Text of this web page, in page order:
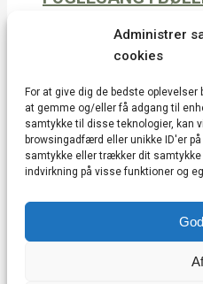
Administrer
cookies
For at give dig de bedste
at gemme og/eller få adgang til
samtykke til disse teknologier, kan
browsingadfærd eller unikke ID'er
samtykke eller trækker dit
indvirkning på visse funktioner og
Læs mere
Vedbæk Kulturhus |
2950 Vedbæk |
Cookie &